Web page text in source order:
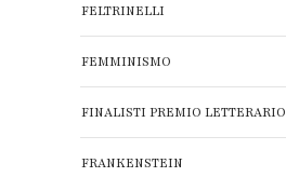
FELTRINELLI
FEMMINISMO
FINALISTI PREMIO LETTERARIO
FRANKENSTEIN